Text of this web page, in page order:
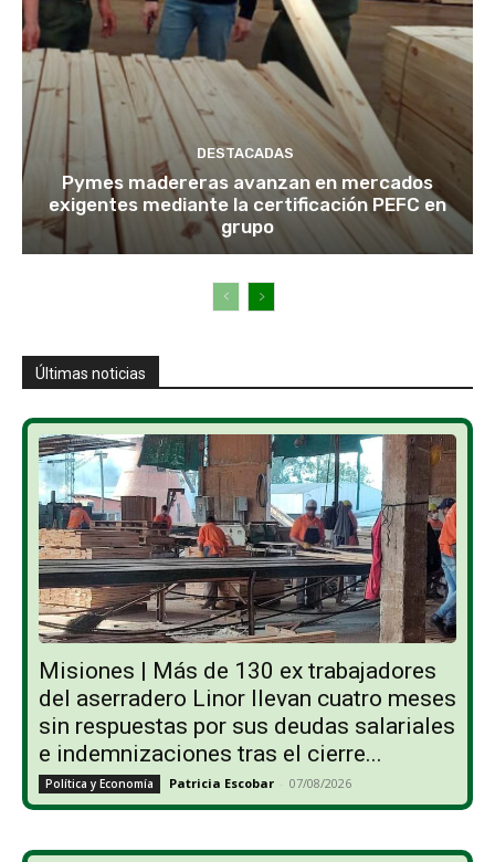
DESTACADAS
Pymes madereras avanzan en mercados
exigentes mediante la certificación PEFC en
grupo
Últimas noticias
Misiones | Más de 130 ex trabajadores
del aserradero Linor llevan cuatro meses
sin respuestas por sus deudas salariales
e indemnizaciones tras el cierre...
Política y Economía Patricia Escobar - 07/08/2026